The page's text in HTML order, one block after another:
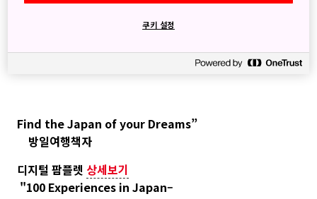
Find the Japan of your Dreams”
방일여행책자
디지털 팜플렛 상세보기
"100 Experiences in Japan–
쿠키 설정